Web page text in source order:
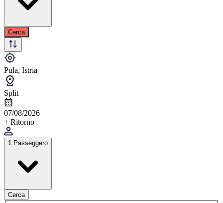
Cerca
Pula, Istria
Split
07/08/2026
+ Ritorno
1 Passeggero
Cerca